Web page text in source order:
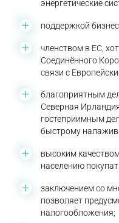
энергетические
поддержкой
членством в ЕС,
Соединённого
связи с
благоприятным
Северная
гостеприимным
быстрому
высоким
населению
заключением со
позволяет
налогообложения;